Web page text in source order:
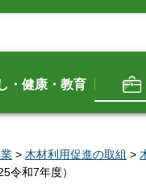
・健康・教育
> 木材利用促進の取組 >
令和7年度）